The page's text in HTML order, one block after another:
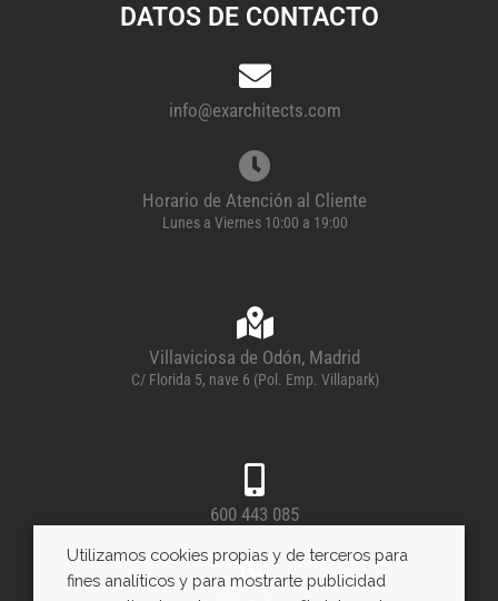
DATOS DE CONTACTO
info@exarchitects.com
Horario de Atención al Cliente
Lunes a Viernes 10:00 a 19:00
Villaviciosa de Odón, Madrid
C/ Florida 5, nave 6 (Pol. Emp. Villapark)
600 443 085
Utilizamos cookies propias y de terceros para
fines analíticos y para mostrarte publicidad